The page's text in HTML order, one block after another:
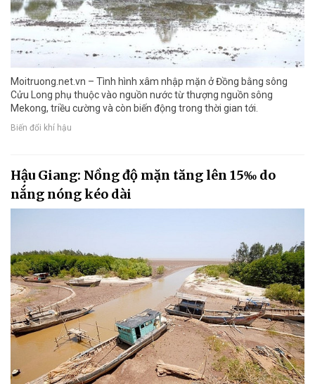
Moitruong.net.vn – Tình hình xâm nhập mặn ở Đồng bằng sông
Cửu Long phụ thuộc vào nguồn nước từ thượng nguồn sông
Mekong, triều cường và còn biến động trong thời gian tới.
Biến đổi khí hậu
Hậu Giang: Nồng độ mặn tăng lên 15‰ do
nắng nóng kéo dài